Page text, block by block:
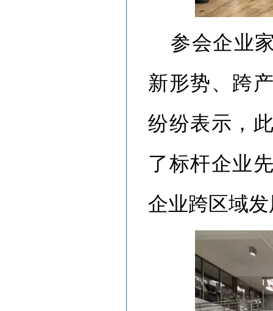
参会企业
新形势、跨
纷纷表示，
了标杆企业
企业跨区域